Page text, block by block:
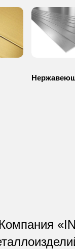
Компания